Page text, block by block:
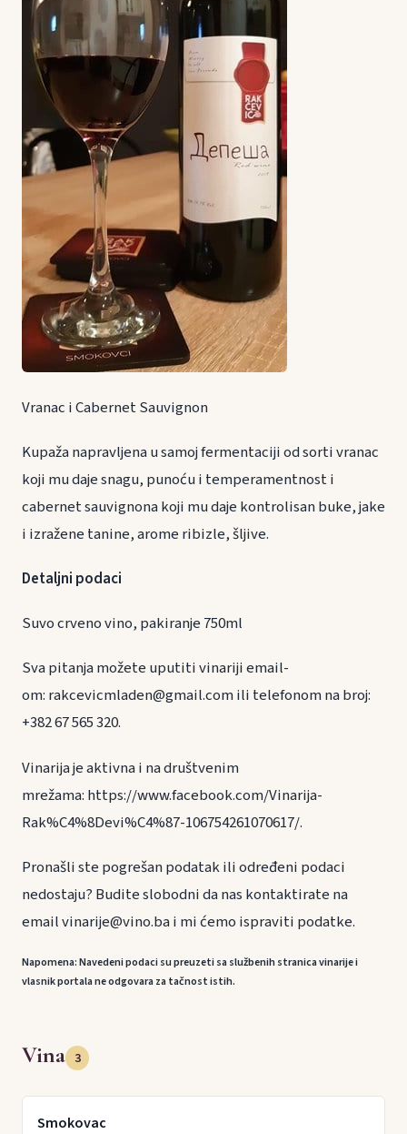
Vranac i Cabernet Sauvignon
Kupaža napravljena u samoj fermentaciji od sorti vranac
koji mu daje snagu, punoću i temperamentnost i
cabernet sauvignona koji mu daje kontrolisan buke, jake
i izražene tanine, arome ribizle, šljive.
Detaljni podaci
Suvo crveno vino, pakiranje 750ml
Sva pitanja možete uputiti vinariji email-
om: rakcevicmladen@gmail.com ili telefonom na broj:
+382 67 565 320.
Vinarija je aktivna i na društvenim
mrežama: https://www.facebook.com/Vinarija-
Rak%C4%8Devi%C4%87-106754261070617/.
Pronašli ste pogrešan podatak ili određeni podaci
nedostaju? Budite slobodni da nas kontaktirate na
email vinarije@vino.ba i mi ćemo ispraviti podatke.
Napomena: Navedeni podaci su preuzeti sa službenih stranica vinarije i
vlasnik portala ne odgovara za tačnost istih.
Vina 3
Smokovac